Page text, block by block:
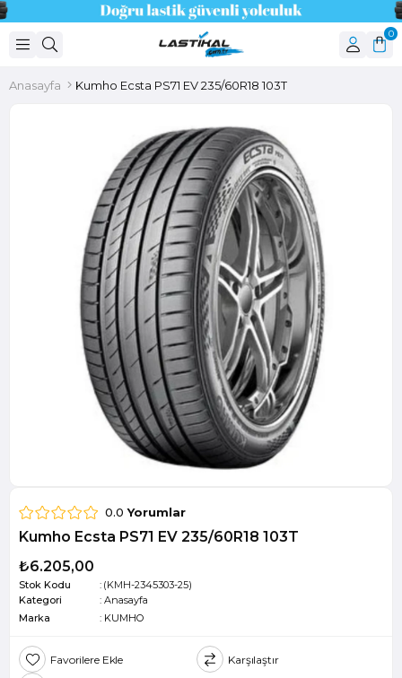
0
Anasayfa Kumho Ecsta PS71 EV 235/60R18 103T
0.0 Yorumlar
Kumho Ecsta PS71 EV 235/60R18 103T
₺6.205,00
Stok Kodu
(KMH-2345303-25)
Kategori
: Anasayfa
Marka
: KUMHO
Favorilere Ekle
Karşılaştır